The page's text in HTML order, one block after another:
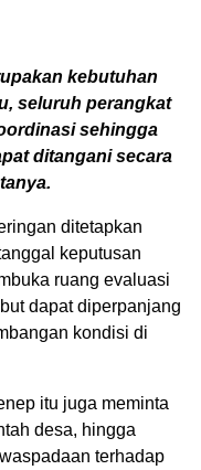
kebutuhan
seluruh perangkat
sehingga
ditangani secara
ditetapkan
keputusan
ruang evaluasi
dapat diperpanjang
kondisi di
itu juga meminta
desa, hingga
terhadap